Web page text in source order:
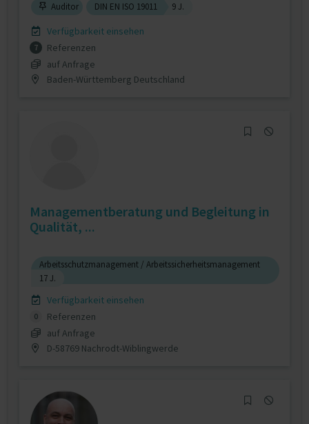
Auditor
DIN EN ISO 19011 9 J.
Verfügbarkeit einsehen
7
Referenzen
auf Anfrage
Baden-Württemberg Deutschland
Managementberatung und Begleitung in
Qualität, ...
Arbeitsschutzmanagement / Arbeitssicherheitsmanagement
17 J.
Verfügbarkeit einsehen
0
Referenzen
auf Anfrage
D-58769 Nachrodt-Wiblingwerde